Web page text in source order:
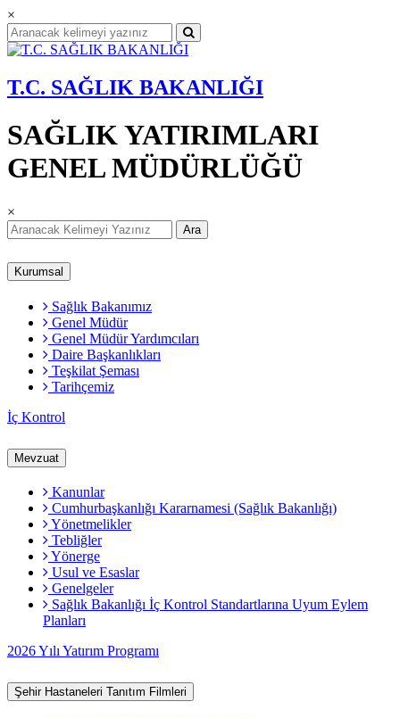
×
T.C. SAĞLIK BAKANLIĞI
SAĞLIK YATIRIMLARI
GENEL MÜDÜRLÜĞÜ
×
Ara
Kurumsal
Sağlık Bakanımız
Genel Müdür
Genel Müdür Yardımcıları
Daire Başkanlıkları
Teşkilat Şeması
Tarihçemiz
İç Kontrol
Mevzuat
Kanunlar
Cumhurbaşkanlığı Kararnamesi (Sağlık Bakanlığı)
Yönetmelikler
Tebliğler
Yönerge
Usul ve Esaslar
Genelgeler
Sağlık Bakanlığı İç Kontrol Standartlarına Uyum Eylem
Planları
2026 Yılı Yatırım Programı
Şehir Hastaneleri Tanıtım Filmleri